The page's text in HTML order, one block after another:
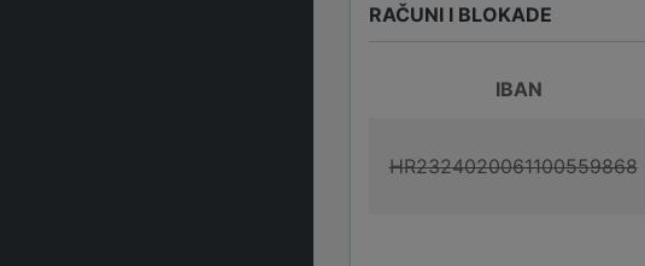
RAČUNI I BLOKADE
IBAN
HR2324020061100559868